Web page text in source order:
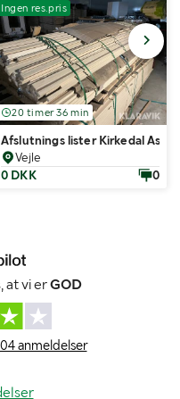
41 Styk
Ingen res.pris
20 timer 36 min
Afslutnings lister Kirkedal Ask
Vejle
0 DKK
0
at vi erGOD
anmeldelser